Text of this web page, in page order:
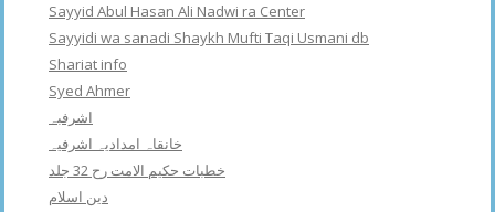
Sayyid Abul Hasan Ali Nadwi ra Center
Sayyidi wa sanadi Shaykh Mufti Taqi Usmani db
Shariat info
Syed Ahmer
اشرفبہ
خانقاہ امدادیہ اشرفیہ
خطبات حکیم الامت رح 32 جلد
دین اسلام